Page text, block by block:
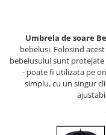
Scaune de masa
Camera copilului
Patuturi din lemn
Patuturi lemn pana la
Patuturi lemn 140 x 70
Umbrela de soare
bebelusi. Folosind
bebelusului sunt protejate
- poate fi utilizata pe
simplu, cu un singur